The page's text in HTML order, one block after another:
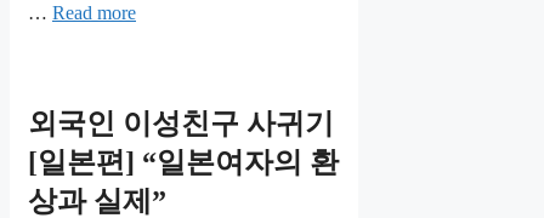
… Read more
외국인 이성친구 사귀기
[일본편] “일본여자의 환
상과 실제”